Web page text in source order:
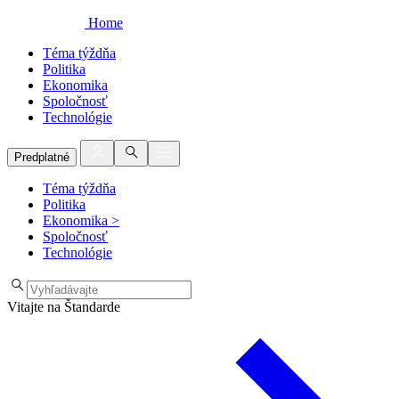
Home
Téma týždňa
Politika
Ekonomika
Spoločnosť
Technológie
Predplatné
Téma týždňa
Politika
Ekonomika >
Spoločnosť
Technológie
Vitajte na Štandarde